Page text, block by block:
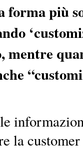
forma più
mentre
la